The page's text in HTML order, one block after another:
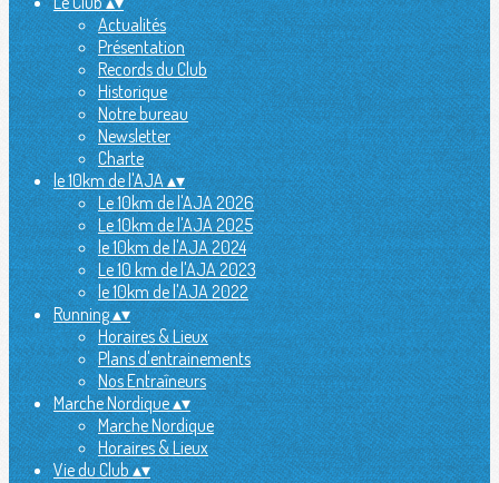
Actualités
Présentation
Records du Club
Historique
Notre bureau
Newsletter
Charte
le 10km de l'AJA▴▾
Le 10km de l'AJA 2026
Le 10km de l'AJA 2025
le 10km de l'AJA 2024
Le 10 km de l'AJA 2023
le 10km de l'AJA 2022
Running▴▾
Horaires & Lieux
Plans d'entrainements
Nos Entraîneurs
Marche Nordique▴▾
Marche Nordique
Horaires & Lieux
Vie du Club▴▾